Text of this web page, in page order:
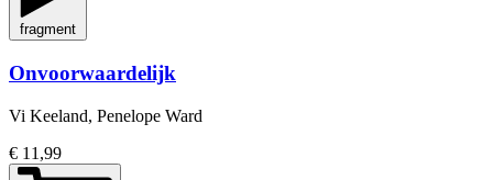
fragment
Onvoorwaardelijk
Vi Keeland, Penelope Ward
€ 11,99